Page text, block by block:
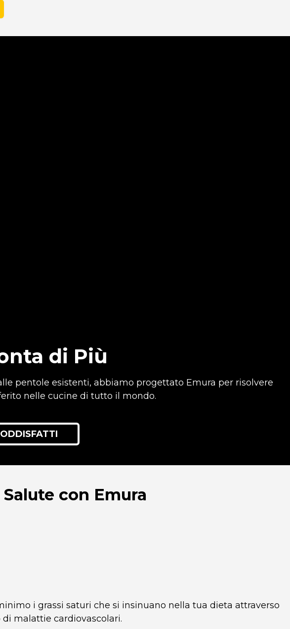
di Più
pentole esistenti, abbiamo progettato Emura per risolvere
nelle cucine di tutto il mondo.
con Emura
i grassi saturi che si insinuano nella tua dieta attraverso
malattie cardiovascolari.